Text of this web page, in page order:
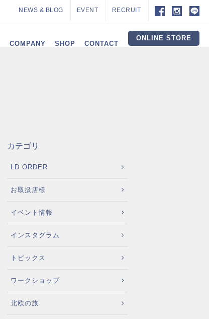
NEWS & BLOG EVENT RECRUIT
COMPANY SHOP CONTACT
ONLINE STORE
カテゴリ
LD ORDER
お取扱店様
イベント情報
インスタグラム
トピックス
ワークショップ
北欧の旅